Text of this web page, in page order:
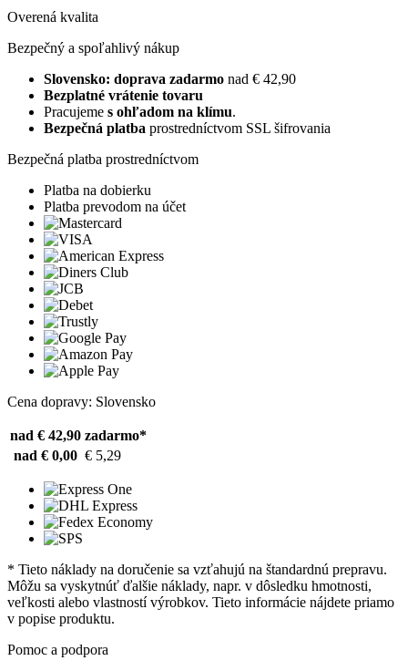
Overená kvalita
Bezpečný a spoľahlivý nákup
Slovensko: doprava zadarmo nad € 42,90
Bezplatné vrátenie tovaru
Pracujeme s ohľadom na klímu.
Bezpečná platba prostredníctvom SSL šifrovania
Bezpečná platba prostredníctvom
Platba na dobierku
Platba prevodom na účet
Cena dopravy: Slovensko
nad € 42,90 zadarmo*
nad € 0,00 € 5,29
* Tieto náklady na doručenie sa vzťahujú na štandardnú prepravu.
Môžu sa vyskytnúť ďalšie náklady, napr. v dôsledku hmotnosti,
veľkosti alebo vlastností výrobkov. Tieto informácie nájdete priamo
v popise produktu.
Pomoc a podpora